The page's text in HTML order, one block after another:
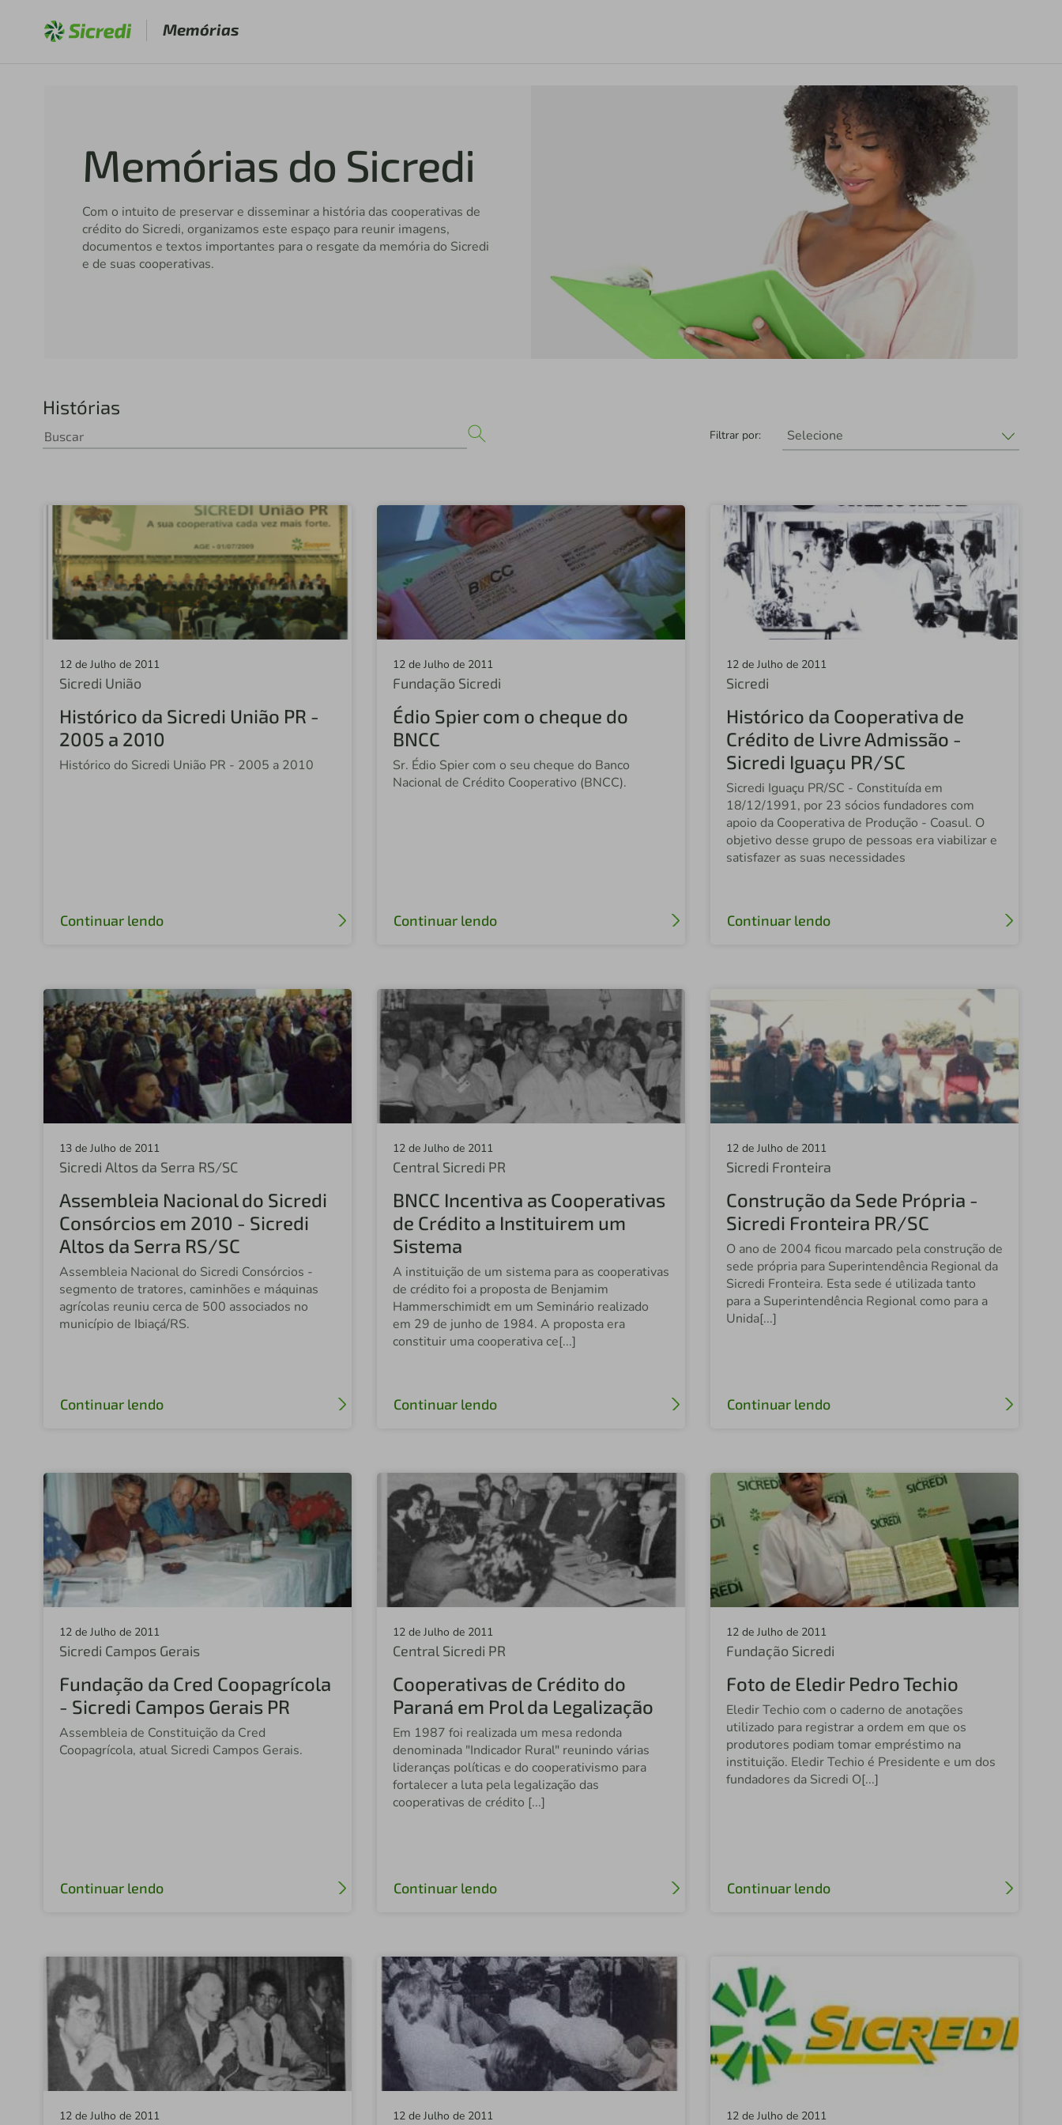
Memórias
Memórias do Sicredi
Com o intuito de preservar e disseminar a história das cooperativas de
crédito do Sicredi, organizamos este espaço para reunir imagens,
documentos e textos importantes para o resgate da memória do Sicredi
e de suas cooperativas.
Histórias
Filtrar por: Selecione
Fundação Sicredi
Sicredi
Sicredi Altos da Serra RS/SC
Central Sicredi PR
Fundação Sicredi
Sicredi Celeiro
Sicredi Celeiro do MT
Sicredi Vale do Piquiri
Sicredi São Cristóvão PR
Sicredi Planalto Médio
Sicredi Vale do Rio Pardo
Sicredi Saúde Centro Paulista
Sicredi Augusto Pestana
Sicredi Ajuricaba
Sicredi Alta Noroeste
Sicredi Holambra
Sicredi Serrana
Sicredi Paranapanema
Sicredi Araraquara
Sicredi Noroeste
Central Sicredi SP
Sicredi Jurídica
Sicredi Oeste SP
Sicredi Costa Oeste
Sicredi Santo Augusto
Sicredi Alta Noroeste SP
Sicredi Jundiaí Sudeste
Sicredi Grande São Paulo
Sicredi Nova Londrina
Sicredi Campo Grande
Sicredi Celeiro Centro Oeste
12 de Julho de 2011
Sicredi União
Histórico da Sicredi União PR -
2005 a 2010
Histórico do Sicredi União PR - 2005 a 2010
Continuar lendo
12 de Julho de 2011
Fundação Sicredi
Édio Spier com o cheque do
BNCC
Sr. Édio Spier com o seu cheque do Banco
Nacional de Crédito Cooperativo (BNCC).
Continuar lendo
12 de Julho de 2011
Sicredi
Histórico da Cooperativa de
Crédito de Livre Admissão -
Sicredi Iguaçu PR/SC
Sicredi Iguaçu PR/SC - Constituída em
18/12/1991, por 23 sócios fundadores com
apoio da Cooperativa de Produção - Coasul. O
objetivo desse grupo de pessoas era viabilizar e
satisfazer as suas necessidades
Continuar lendo
13 de Julho de 2011
Sicredi Altos da Serra RS/SC
Assembleia Nacional do Sicredi
Consórcios em 2010 - Sicredi
Altos da Serra RS/SC
Assembleia Nacional do Sicredi Consórcios -
segmento de tratores, caminhões e máquinas
agrícolas reuniu cerca de 500 associados no
município de Ibiaçá/RS.
Continuar lendo
12 de Julho de 2011
Central Sicredi PR
BNCC Incentiva as Cooperativas
de Crédito a Instituirem um
Sistema
A instituição de um sistema para as cooperativas
de crédito foi a proposta de Benjamim
Hammerschimidt em um Seminário realizado
em 29 de junho de 1984. A proposta era
constituir uma cooperativa ce[...]
Continuar lendo
12 de Julho de 2011
Sicredi Fronteira
Construção da Sede Própria -
Sicredi Fronteira PR/SC
O ano de 2004 ficou marcado pela construção de
sede própria para Superintendência Regional da
Sicredi Fronteira. Esta sede é utilizada tanto
para a Superintendência Regional como para a
Unida[...]
Continuar lendo
12 de Julho de 2011
Sicredi Campos Gerais
Fundação da Cred Coopagrícola
- Sicredi Campos Gerais PR
Assembleia de Constituição da Cred
Coopagrícola, atual Sicredi Campos Gerais.
Continuar lendo
12 de Julho de 2011
Central Sicredi PR
Cooperativas de Crédito do
Paraná em Prol da Legalização
Em 1987 foi realizada um mesa redonda
denominada "Indicador Rural" reunindo várias
lideranças políticas e do cooperativismo para
fortalecer a luta pela legalização das
cooperativas de crédito [...]
Continuar lendo
12 de Julho de 2011
Fundação Sicredi
Foto de Eledir Pedro Techio
Eledir Techio com o caderno de anotações
utilizado para registrar a ordem em que os
produtores podiam tomar empréstimo na
instituição. Eledir Techio é Presidente e um dos
fundadores da Sicredi O[...]
Continuar lendo
12 de Julho de 2011 12 de Julho de 2011 12 de Julho de 2011